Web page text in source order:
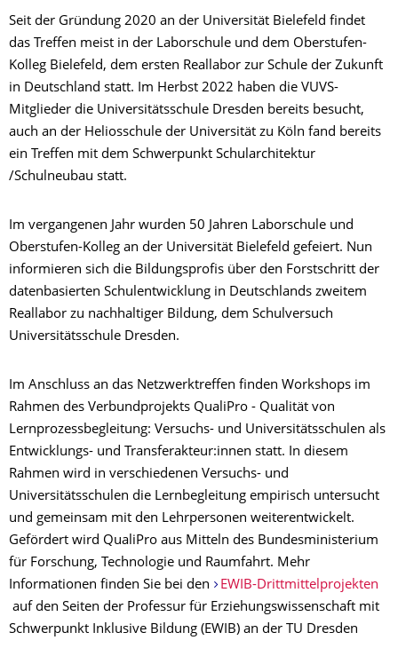
Seit der Gründung 2020 an der Universität Bielefeld findet
das Treffen meist in der Laborschule und dem Oberstufen-
Kolleg Bielefeld, dem ersten Reallabor zur Schule der Zukunft
in Deutschland statt. Im Herbst 2022 haben die VUVS-
Mitglieder die Universitätsschule Dresden bereits besucht,
auch an der Heliosschule der Universität zu Köln fand bereits
ein Treffen mit dem Schwerpunkt Schularchitektur
/Schulneubau statt.
Im vergangenen Jahr wurden 50 Jahren Laborschule und
Oberstufen-Kolleg an der Universität Bielefeld gefeiert. Nun
informieren sich die Bildungsprofis über den Forstschritt der
datenbasierten Schulentwicklung in Deutschlands zweitem
Reallabor zu nachhaltiger Bildung, dem Schulversuch
Universitätsschule Dresden.
Im Anschluss an das Netzwerktreffen finden Workshops im
Rahmen des Verbundprojekts QualiPro - Qualität von
Lernprozessbegleitung: Versuchs- und Universitätsschulen als
Entwicklungs- und Transferakteur:innen statt. In diesem
Rahmen wird in verschiedenen Versuchs- und
Universitätsschulen die Lernbegleitung empirisch untersucht
und gemeinsam mit den Lehrpersonen weiterentwickelt.
Gefördert wird QualiPro aus Mitteln des Bundesministerium
für Forschung, Technologie und Raumfahrt. Mehr
Informationen finden Sie bei den
EWIB-Drittmittelprojekten
auf den Seiten der Professur für Erziehungswissenschaft mit
Schwerpunkt Inklusive Bildung (EWIB) an der TU Dresden